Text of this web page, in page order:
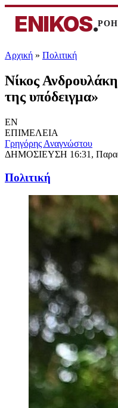
ENIKOS.
Αρχική » Πολιτική
Νίκος
της υπόδειγμα»
EN
ΕΠΙΜΕΛΕΙΑ
Γρηγόρης Αναγνώστου
ΔΗΜΟΣΙΕΥΣΗ 16:31,
Πολιτική